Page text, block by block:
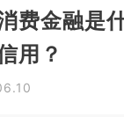
费金融是
用？